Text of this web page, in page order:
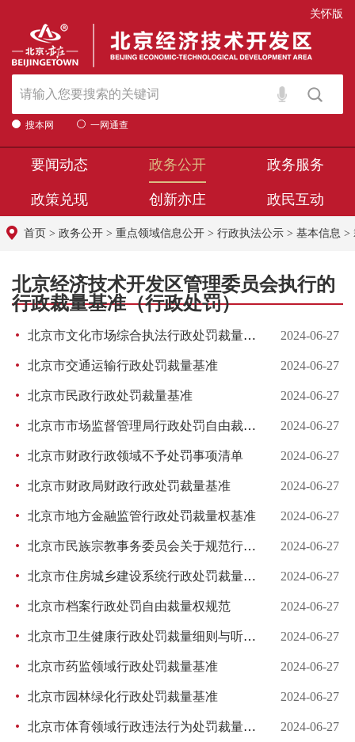
关怀版
搜本网 一网通查
要闻动态 政务公开 政务服务
政策兑现 创新亦庄 政民互动
首页 > 政务公开 > 重点领域信息公开 > 行政执法公示 > 基本信息 >
北京经济技术开发区管理委员会执行的
行政裁量基准（行政处罚）
北京市文化市场综合执法行政处罚裁量基准表（2023.9修订） 2024-06-27
北京市交通运输行政处罚裁量基准 2024-06-27
北京市民政行政处罚裁量基准 2024-06-27
北京市市场监督管理局行政处罚自由裁量基准（2024） 2024-06-27
北京市财政行政领域不予处罚事项清单 2024-06-27
北京市财政局财政行政处罚裁量基准 2024-06-27
北京市地方金融监管行政处罚裁量权基准 2024-06-27
北京市民族宗教事务委员会关于规范行政处罚自由裁量权的若干规定 2024-06-27
北京市住房城乡建设系统行政处罚裁量基准 2024-06-27
北京市档案行政处罚自由裁量权规范 2024-06-27
北京市卫生健康行政处罚裁量细则与听证标准 2024-06-27
北京市药监领域行政处罚裁量基准 2024-06-27
北京市园林绿化行政处罚裁量基准 2024-06-27
北京市体育领域行政违法行为处罚裁量基准（2023年版） 2024-06-27